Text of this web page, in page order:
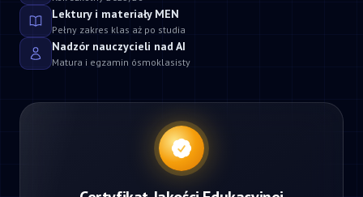
Lektury i materiały MEN
Pełny zakres klas aż po studia
Nadzór nauczycieli nad AI
Matura i egzamin ósmoklasisty